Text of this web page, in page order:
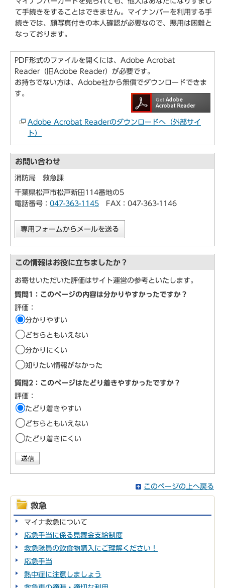
て手続きをすることはできません。マイナンバーを利用する手
続きでは、顔写真付きの本人確認が必要なので、悪用は困難と
なっております。
PDF形式のファイルを開くには、Adobe Acrobat
Reader（旧Adobe Reader）が必要です。
お持ちでない方は、Adobe社から無償でダウンロードできま
す。
Adobe Acrobat Readerのダウンロードへ（外部サイ
ト）
お問い合わせ
消防局 救急課
千葉県松戸市松戸新田114番地の5
電話番号： 047-363-1145 FAX：047-363-1146
専用フォームからメールを送る
この情報はお役に立ちましたか？
お寄せいただいた評価はサイト運営の参考といたします。
質問1：このページの内容は分かりやすかったですか？
評価：
分かりやすい
どちらともいえない
分かりにくい
知りたい情報がなかった
質問2：このページはたどり着きやすかったですか？
評価：
たどり着きやすい
どちらともいえない
たどり着きにくい
このページの上へ戻る
救急
マイナ救急について
応急手当に係る見舞金支給制度
救急隊員の飲食物購入にご理解ください！
応急手当
熱中症に注意しましょう